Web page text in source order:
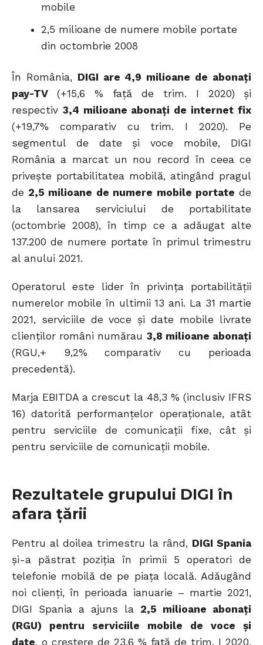
mobile
2,5 milioane de numere mobile portate
din octombrie 2008
În România, DIGI are 4,9 milioane de abonați
pay-TV(+15,6 % față de trim. I 2020) și
respectiv 3,4 milioane abonați de internet fix
(+19,7% comparativ cu trim. I 2020). Pe
segmentul de date și voce mobile, DIGI
România a marcat un nou record în ceea ce
privește portabilitatea mobilă, atingând pragul
de 2,5 milioane de numere mobile portate de
la lansarea serviciului de portabilitate
(octombrie 2008), în timp ce a adăugat alte
137.200 de numere portate în primul trimestru
al anului 2021.
Operatorul este lider în privința portabilității
numerelor mobile în ultimii 13 ani. La 31 martie
2021, serviciile de voce și date mobile livrate
clienților români numărau 3,8 milioane abonați
(RGU,+ 9,2% comparativ cu perioada
precedentă).
Marja EBITDA a crescut la 48,3 % (inclusiv IFRS
16) datorită performanțelor operaționale, atât
pentru serviciile de comunicații fixe, cât și
pentru serviciile de comunicații mobile.
Rezultatele grupului DIGI în
afara țării
Pentru al doilea trimestru la rând, DIGI Spania
și-a păstrat poziția în primii 5 operatori de
telefonie mobilă de pe piața locală. Adăugând
noi clienți, în perioada ianuarie – martie 2021,
DIGI Spania a ajuns la 2,5 milioane abonați
(RGU) pentru serviciile mobile de voce și
date, o creștere de 23,6 % față de trim. I 2020.